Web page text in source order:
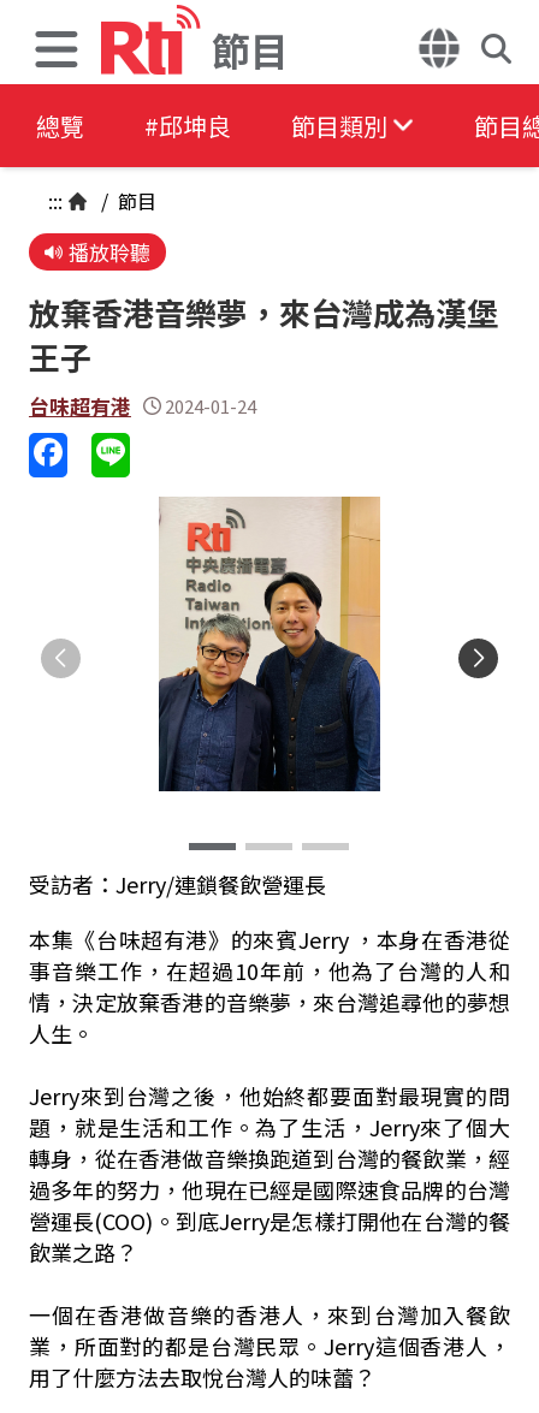
節目
總覽 #邱坤良 節目類別 節目
::: / 節目
播放聆聽
放棄香港音樂夢，來台灣成為漢堡
王子
台味超有港 2024-01-24
受訪者：Jerry/連鎖餐飲營運長
本集《台味超有港》的來賓Jerry ，本身在香港從
事音樂工作，在超過10年前，他為了台灣的人和
情，決定放棄香港的音樂夢，來台灣追尋他的夢想
人生。
Jerry來到台灣之後，他始終都要面對最現實的問
題，就是生活和工作。為了生活，Jerry來了個大
轉身，從在香港做音樂換跑道到台灣的餐飲業，經
過多年的努力，他現在已經是國際速食品牌的台灣
營運長(COO)。到底Jerry是怎樣打開他在台灣的餐
飲業之路？
一個在香港做音樂的香港人，來到台灣加入餐飲
業，所面對的都是台灣民眾。Jerry這個香港人，
用了什麼方法去取悅台灣人的味蕾？